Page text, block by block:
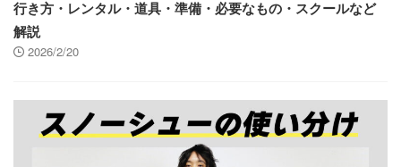
行き方・レンタル・道具・準備・必要なもの・スクールなど
解説
2026/2/20